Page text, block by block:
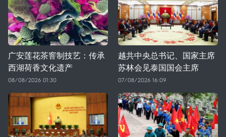
广安莲花茶窨制技艺：传承
西湖荷香文化遗产
08/08/2026 01:30
越共中央总书记、国家主席
苏林会见泰国国会主席
07/08/2026 16:09